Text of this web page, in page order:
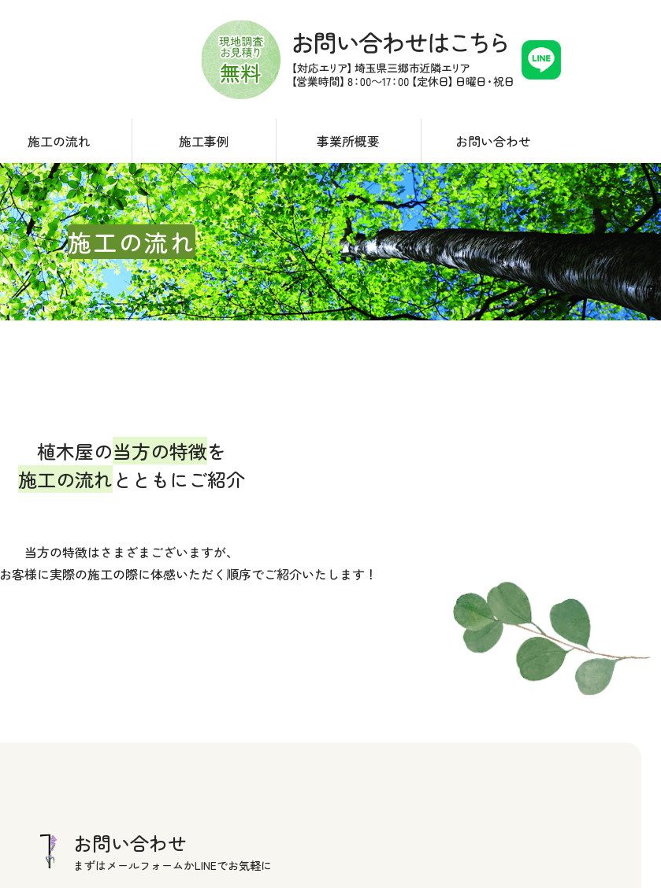
施工の流れ 施工事例 事業所概要 お問い合わせ
施工の流れ
植木屋の当方の特徴を
施工の流れとともにご紹介
当方の特徴はさまざまございますが、
客様に実際の施工の際に体感いただく順序でご紹介いたします！
お問い合わせ
まずはメールフォームかLINEでお気軽に